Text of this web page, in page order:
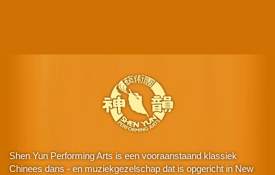
Shen Yun Performing Arts is een vooraanstaand klassiek
Chinees dans - en muziekgezelschap dat is opgericht in New